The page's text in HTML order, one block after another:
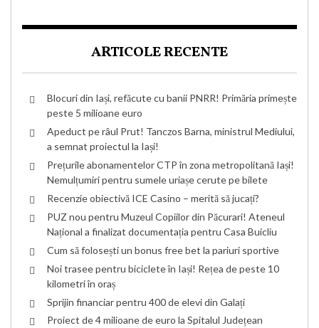
ARTICOLE RECENTE
Blocuri din Iași, refăcute cu banii PNRR! Primăria primește
peste 5 milioane euro
Apeduct pe râul Prut! Tanczos Barna, ministrul Mediului,
a semnat proiectul la Iași!
Prețurile abonamentelor CTP în zona metropolitană Iași!
Nemulțumiri pentru sumele uriașe cerute pe bilete
Recenzie obiectivă ICE Casino – merită să jucați?
PUZ nou pentru Muzeul Copiilor din Păcurari! Ateneul
Național a finalizat documentația pentru Casa Buicliu
Cum să folosești un bonus free bet la pariuri sportive
Noi trasee pentru biciclete în Iași! Rețea de peste 10
kilometri în oraș
Sprijin financiar pentru 400 de elevi din Galați
Proiect de 4 milioane de euro la Spitalul Județean